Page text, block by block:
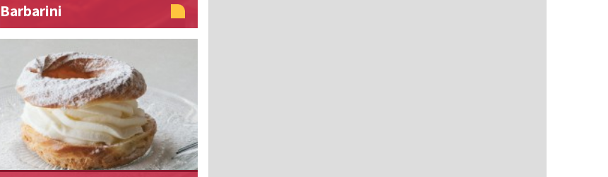
Barbarini